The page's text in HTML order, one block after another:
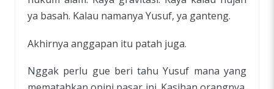
ya basah. Kalau namanya Yusuf, ya ganteng.
Akhirnya anggapan itu patah juga.
Nggak perlu gue beri tahu Yusuf mana yang